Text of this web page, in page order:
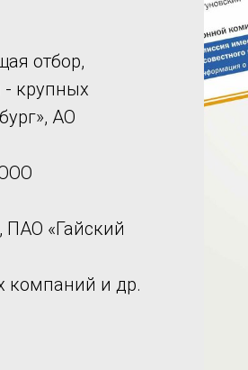
отбор,
- крупных
АО
«Гайский
компаний и др.